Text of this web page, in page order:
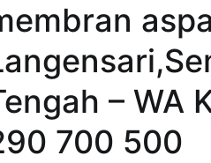
– WA
700 500